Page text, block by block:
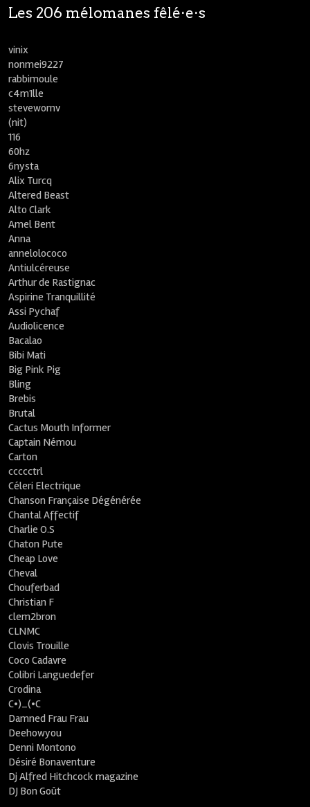
Les 206 mélomanes fêlé⋅e⋅s
vinix
nonmei9227
rabbimoule
c4m1lle
stevewornv
(nit)
116
60hz
6nysta
Alix Turcq
Altered Beast
Alto Clark
Amel Bent
Anna
annelolococo
Antiulcéreuse
Arthur de Rastignac
Aspirine Tranquillité
Assi Pychaf
Audiolicence
Bacalao
Bibi Mati
Big Pink Pig
Bling
Brebis
Brutal
Cactus Mouth Informer
Captain Némou
Carton
ccccctrl
Céleri Electrique
Chanson Française Dégénérée
Chantal Affectif
Charlie O.S
Chaton Pute
Cheap Love
Cheval
Chouferbad
Christian F
clem2bron
CLNMC
Clovis Trouille
Coco Cadavre
Colibri Languedefer
Crodina
C•)_(•C
Damned Frau Frau
Deehowyou
Denni Montono
Désiré Bonaventure
Dj Alfred Hitchcock magazine
DJ Bon Goût